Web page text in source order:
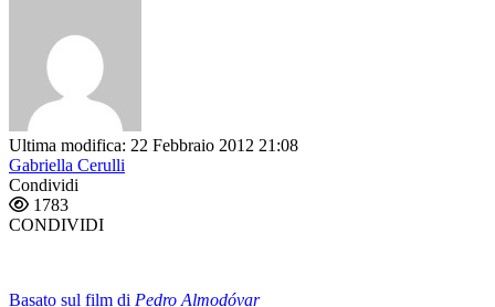
Ultima modifica: 22 Febbraio 2012 21:08
Gabriella Cerulli
Condividi
1783
CONDIVIDI
Basato sul film di Pedro Almodóvar